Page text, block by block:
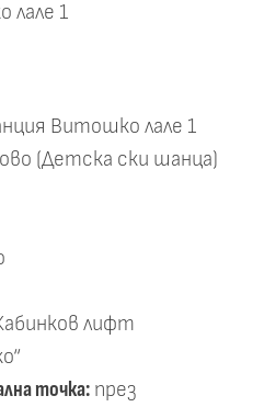
лале 1
Витошко лале 1
(Детска ски шанца)
лифт
точка: през